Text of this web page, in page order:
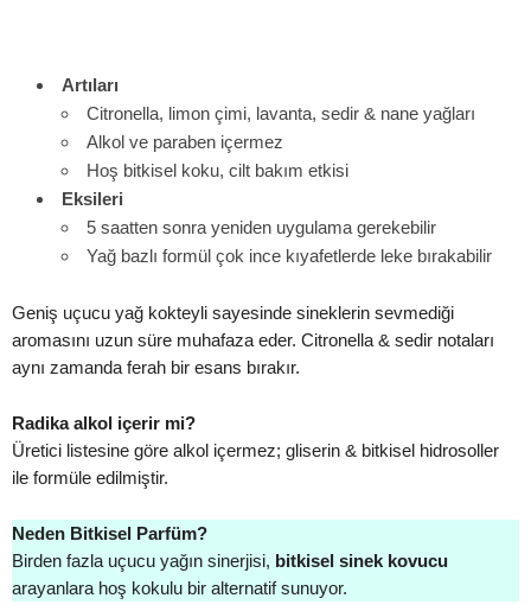
Artıları
Citronella, limon çimi, lavanta, sedir & nane yağları
Alkol ve paraben içermez
Hoş bitkisel koku, cilt bakım etkisi
Eksileri
5 saatten sonra yeniden uygulama gerekebilir
Yağ bazlı formül çok ince kıyafetlerde leke bırakabilir
Geniş uçucu yağ kokteyli sayesinde sineklerin sevmediği
aromasını uzun süre muhafaza eder. Citronella & sedir notaları
aynı zamanda ferah bir esans bırakır.
Radika alkol içerir mi?
Üretici listesine göre alkol içermez; gliserin & bitkisel hidrosoller
ile formüle edilmiştir.
Neden Bitkisel Parfüm?
Birden fazla uçucu yağın sinerjisi, bitkisel sinek kovucu
arayanlara hoş kokulu bir alternatif sunuyor.